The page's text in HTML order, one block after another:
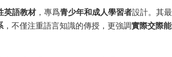
英語教材，專爲青少年和成人學習者設計。其最
，不僅注重語言知識的傳授，更強調實際交際能